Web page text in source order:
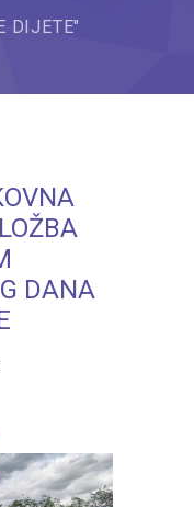
DIJETE"
DANA